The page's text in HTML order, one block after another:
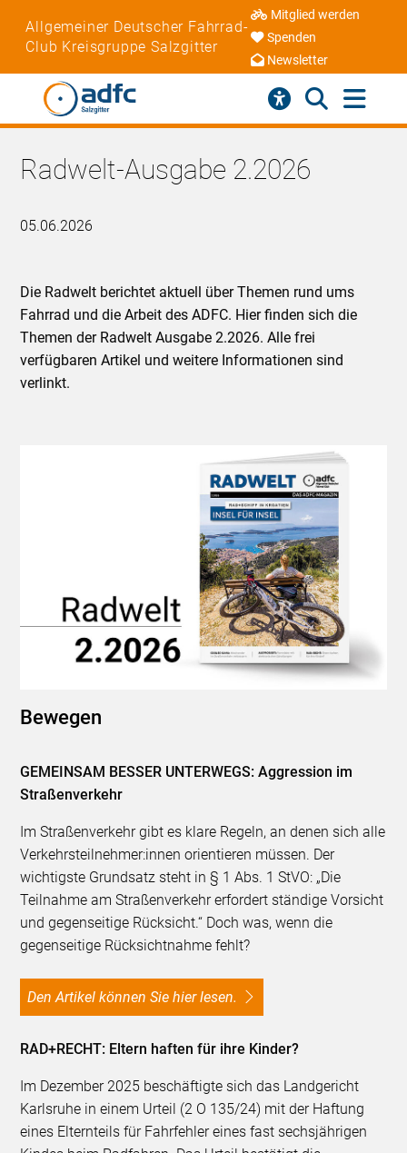
Allgemeiner Deutscher Fahrrad-
Club Kreisgruppe Salzgitter
Mitglied werden
Spenden
Newsletter
Radwelt-Ausgabe 2.2026
05.06.2026
Die Radwelt berichtet aktuell über Themen rund ums
Fahrrad und die Arbeit des ADFC. Hier finden sich die
Themen der Radwelt Ausgabe 2.2026. Alle frei
verfügbaren Artikel und weitere Informationen sind
verlinkt.
Bewegen
GEMEINSAM BESSER UNTERWEGS: Aggression im
Straßenverkehr
Im Straßenverkehr gibt es klare Regeln, an denen sich alle
Verkehrsteilnehmer:innen orientieren müssen. Der
wichtigste Grundsatz steht in § 1 Abs. 1 StVO: „Die
Teilnahme am Straßenverkehr erfordert ständige Vorsicht
und gegenseitige Rücksicht.“ Doch was, wenn die
gegenseitige Rücksichtnahme fehlt?
Den Artikel können Sie hier lesen.
RAD+RECHT: Eltern haften für ihre Kinder?
Im Dezember 2025 beschäftigte sich das Landgericht
Karlsruhe in einem Urteil (2 O 135/24) mit der Haftung
eines Elternteils für Fahrfehler eines fast sechsjährigen